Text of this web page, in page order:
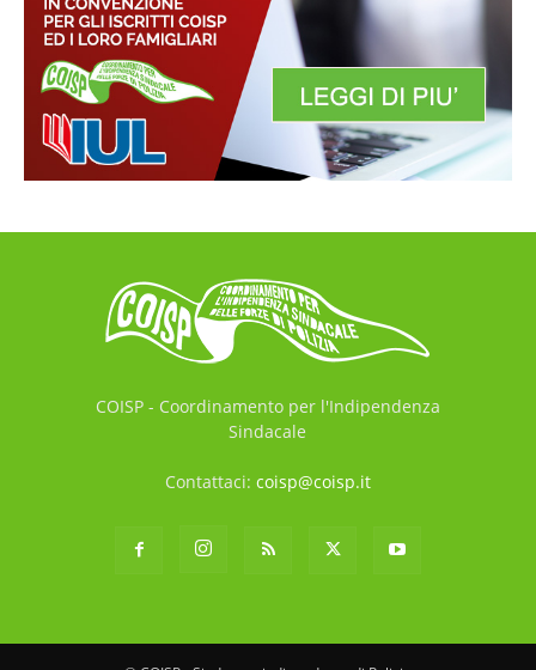
COISP - Coordinamento per l'Indipendenza
Sindacale
Contattaci: coisp@coisp.it